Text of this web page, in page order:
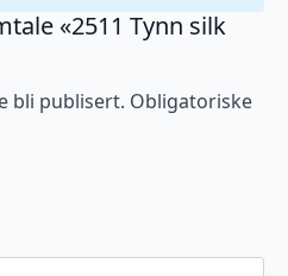
«2511 Tynn silk
bli publisert. Obligatoriske